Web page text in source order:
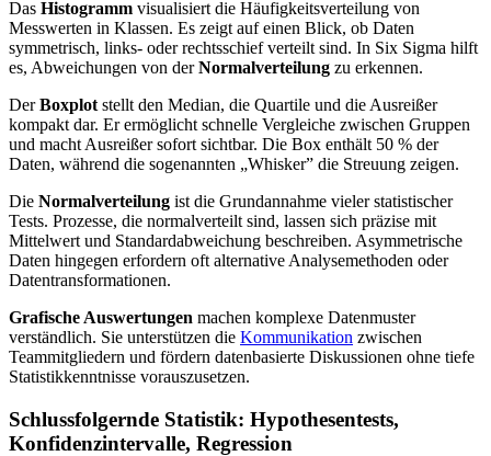
Das Histogramm visualisiert die Häufigkeitsverteilung von
Messwerten in Klassen. Es zeigt auf einen Blick, ob Daten
symmetrisch, links- oder rechtsschief verteilt sind. In Six Sigma hilft
es, Abweichungen von derNormalverteilung zu erkennen.
DerBoxplot stellt den Median, die Quartile und die Ausreißer
kompakt dar. Er ermöglicht schnelle Vergleiche zwischen Gruppen
und macht Ausreißer sofort sichtbar. Die Box enthält 50 % der
Daten, während die sogenannten „Whisker” die Streuung zeigen.
Die Normalverteilung ist die Grundannahme vieler statistischer
Tests. Prozesse, die normalverteilt sind, lassen sich präzise mit
Mittelwert und Standardabweichung beschreiben. Asymmetrische
Daten hingegen erfordern oft alternative Analysemethoden oder
Datentransformationen.
Grafische Auswertungen machen komplexe Datenmuster
verständlich. Sie unterstützen die Kommunikation zwischen
Teammitgliedern und fördern datenbasierte Diskussionen ohne tiefe
Statistikkenntnisse vorauszusetzen.
Schlussfolgernde Statistik: Hypothesentests,
Konfidenzintervalle, Regression